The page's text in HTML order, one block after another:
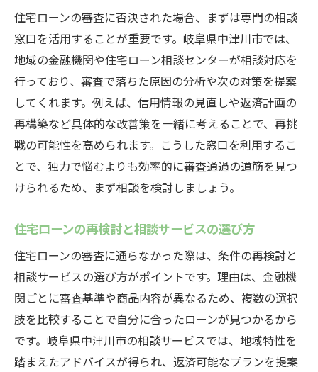
住宅ローン相談時に聞きたい質問リスト
住宅ローン審査前に準備すべき資料一覧
住宅ローン相談サービスの安心ポイント
住宅ローン審査不安解消のための専門家活
用法
住宅ローン相談前後で心掛けたい行動
住宅ローンの審査に否決された場合、まずは専門の相談
窓口を活用することが重要です。岐阜県中津川市では、
地域の金融機関や住宅ローン相談センターが相談対応を
行っており、審査で落ちた原因の分析や次の対策を提案
してくれます。例えば、信用情報の見直しや返済計画の
再構築など具体的な改善策を一緒に考えることで、再挑
戦の可能性を高められます。こうした窓口を利用するこ
とで、独力で悩むよりも効率的に審査通過の道筋を見つ
けられるため、まず相談を検討しましょう。
住宅ローンの再検討と相談サービスの選び方
住宅ローンの審査に通らなかった際は、条件の再検討と
相談サービスの選び方がポイントです。理由は、金融機
関ごとに審査基準や商品内容が異なるため、複数の選択
肢を比較することで自分に合ったローンが見つかるから
です。岐阜県中津川市の相談サービスでは、地域特性を
踏まえたアドバイスが得られ、返済可能なプランを提案